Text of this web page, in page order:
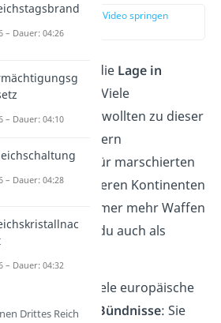
zur Stelle im Video springen
(00:50)
vor 1914 war die Lage in
angespannt
. Viele
Staaten wollten zu dieser
ihr Gebiet erweitern
Dafür marschierten
in Länder auf anderen Kontinenten
und schafften immer mehr Waffen
Das bezeichnest du auch als
schlossen viele europäische
miteinander
Bündnisse: Sie
– Dauer: 04:26
– Dauer: 04:10
– Dauer: 04:28
– Dauer: 04:32
Drittes Reich